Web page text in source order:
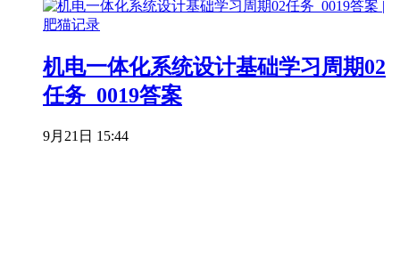
机电一体化系统设计基础学习周期02
任务_0019答案
9月21日 15:44